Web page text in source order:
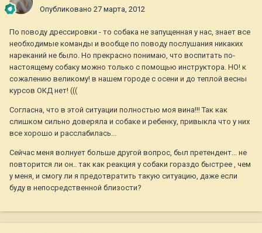
Опубликовано 27 марта, 2012
По поводу дрессировки - то собака не запущенная у нас, знает все
необходимые команды и вообще по поводу послушания никаких
нареканий не было. Но прекрасно понимаю, что воспитать по-
настоящему собаку можно только с помощью инструктора. НО! к
сожалению великому! в нашем городе с осени и до теплой весны
курсов ОКД нет! (((
Согласна, что в этой ситуации полностью моя вина!!! Так как
слишком сильно доверяла и собаке и ребенку, привыкла что у них
все хорошо и расслабилась...
Сейчас меня волнует больше другой вопрос, был претендент... не
повторится ли он.. так как реакция у собаки гораздо быстрее , чем
у меня, и смогу ли я предотвратить такую ситуацию, даже если
буду в непосредственной близости?